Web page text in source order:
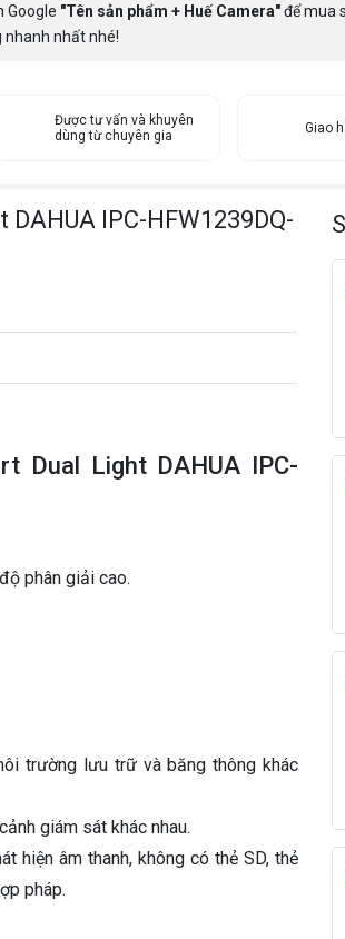
Google "Tên sản phẩm + Huế Camera"để mua
nhanh nhất nhé!
Được tư vấn và khuyên
dùng từ chuyên gia
Giao
IPC-HFW1239DQ-
Dual Light DAHUA IPC-
phân giải cao.
trường lưu trữ và băng thông khác
giám sát khác nhau.
hiện âm thanh, không có thẻ SD, thẻ
pháp.